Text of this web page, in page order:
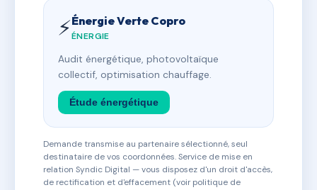
⚡Énergie Verte Copro
ÉNERGIE
Audit énergétique, photovoltaïque
collectif, optimisation chauffage.
Étude énergétique
Demande transmise au partenaire sélectionné, seul
destinataire de vos coordonnées. Service de mise en
relation Syndic Digital — vous disposez d'un droit d'accès,
de rectification et d'effacement (voir politique de